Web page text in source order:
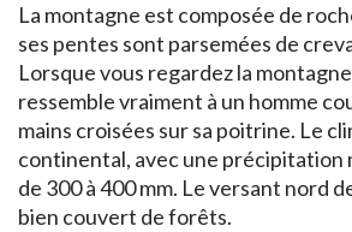
La montagne est composée de
ses pentes sont parsemées de
Lorsque vous regardez la
ressemble vraiment à un homme
mains croisées sur sa poitrine. Le
continental, avec une précipitation
de 300 à 400 mm. Le versant nord
bien couvert de forêts.